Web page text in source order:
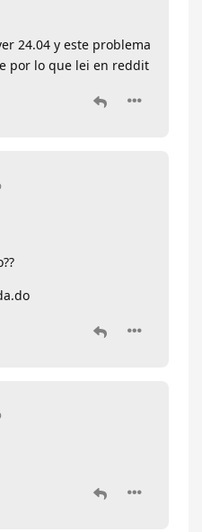
24.04 y este problema
por lo que lei en reddit